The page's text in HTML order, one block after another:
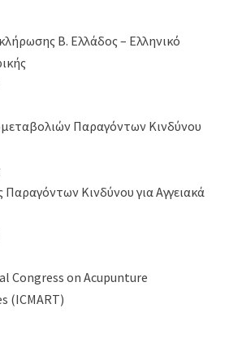
Β. Ελλάδος – Ελληνικό
Παραγόντων Κινδύνου
Παραγόντων Κινδύνου για Αγγειακά
Congress on Acupunture
(ICMART)